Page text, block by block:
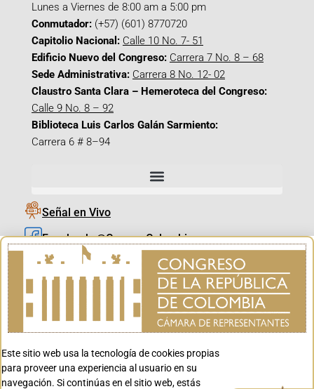
Lunes a Viernes de 8:00 am a 5:00 pm
Conmutador: (+57) (601) 8770720
Capitolio Nacional: Calle 10 No. 7- 51
Edificio Nuevo del Congreso: Carrera 7 No. 8 – 68
Sede Administrativa: Carrera 8 No. 12- 02
Claustro Santa Clara – Hemeroteca del Congreso:
Calle 9 No. 8 – 92
Biblioteca Luis Carlos Galán Sarmiento:
Carrera 6 # 8–94
Señal en Vivo
Facebook_@CamaraColombia
Instagram_@CamaraColombia
X_@CamaraColombia
Youtube_@CamaraColombia
Youtube_@CanalCongreso
Este sitio web usa la tecnología de cookies propias
para proveer una experiencia al usuario en su
navegación. Si continúas en el sitio web, estás